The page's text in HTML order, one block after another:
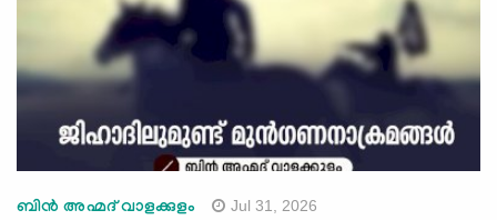
ബിന്‍ അഹ്മദ് വാളക്കുളം Jul 31, 2026